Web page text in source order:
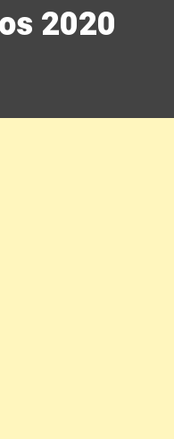
2020